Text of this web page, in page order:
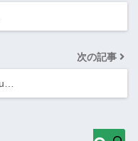
次の記事